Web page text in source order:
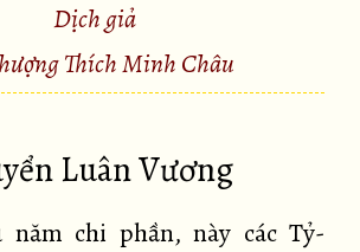
Dịch giả
Thích Minh Châu
Luân Vương
chi phần, này các Tỷ-